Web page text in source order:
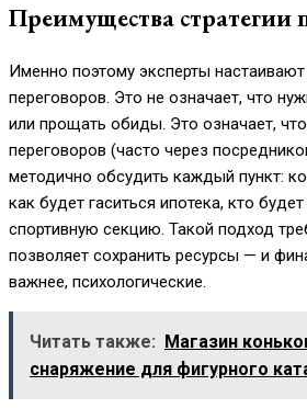
Преимущества стратегии
Именно поэтому эксперты настаивают
переговоров. Это не означает, что
или прощать обиды. Это означает,
переговоров (часто через
методично обсудить каждый пункт:
как будет гаситься ипотека, кто
спортивную секцию. Такой подход
позволяет сохранить ресурсы — и
важнее, психологические.
Читать также: Магазин
снаряжение для фигурного